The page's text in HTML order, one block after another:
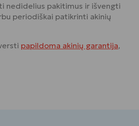
nedidelius pakitimus ir išvengti
periodiškai patikrinti akinių
papildoma akinių garantija,